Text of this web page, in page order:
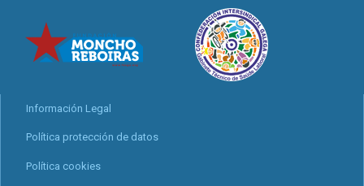
Información Legal
Política protección de datos
Política cookies